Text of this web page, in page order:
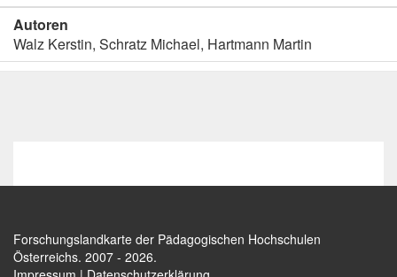
Autoren
Walz Kerstin, Schratz Michael, Hartmann Martin
Forschungslandkarte der Pädagogischen Hochschulen
Österreichs. 2007 - 2026.